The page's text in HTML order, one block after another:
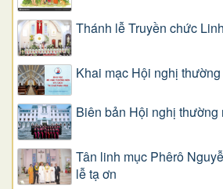
Thánh lễ Truyền chức
Khai mạc Hội nghị
Biên bản Hội nghị thường
Tân linh mục Phêrô
lễ tạ ơn